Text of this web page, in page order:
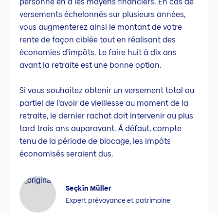
versements échelonnés sur plusieurs années,
vous augmenterez ainsi le montant de votre
rente de façon ciblée tout en réalisant des
économies d’impôts. Le faire huit à dix ans
avant la retraite est une bonne option.
Si vous souhaitez obtenir un versement total ou
partiel de l’avoir de vieillesse au moment de la
retraite, le dernier rachat doit intervenir au plus
tard trois ans auparavant. À défaut, compte
tenu de la période de blocage, les impôts
économisés seraient dus.
Seçkin Müller
Expert prévoyance et patrimoine